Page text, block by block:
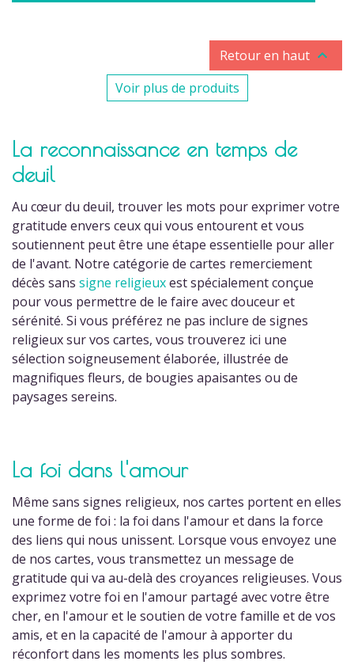
(2 avis)
Retour en haut 
Voir plus de produits
La reconnaissance en temps de
deuil
Au cœur du deuil, trouver les mots pour exprimer votre
gratitude envers ceux qui vous entourent et vous
soutiennent peut être une étape essentielle pour aller
de l'avant. Notre catégorie de cartes remerciement
décès sans signe religieuxest spécialement conçue
pour vous permettre de le faire avec douceur et
sérénité. Si vous préférez ne pas inclure de signes
religieux sur vos cartes, vous trouverez ici une
sélection soigneusement élaborée, illustrée de
magnifiques fleurs, de bougies apaisantes ou de
paysages sereins.
La foi dans l'amour
Même sans signes religieux, nos cartes portent en elles
une forme de foi : la foi dans l'amour et dans la force
des liens qui nous unissent. Lorsque vous envoyez une
de nos cartes, vous transmettez un message de
gratitude qui va au-delà des croyances religieuses. Vous
exprimez votre foi en l'amour partagé avec votre être
cher, en l'amour et le soutien de votre famille et de vos
amis, et en la capacité de l'amour à apporter du
réconfort dans les moments les plus sombres.